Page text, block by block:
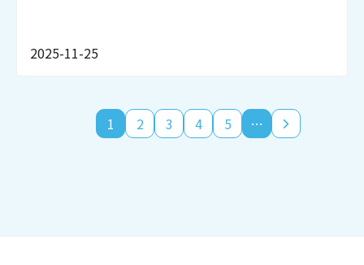
2025-11-25
1 2 3 4 5 …